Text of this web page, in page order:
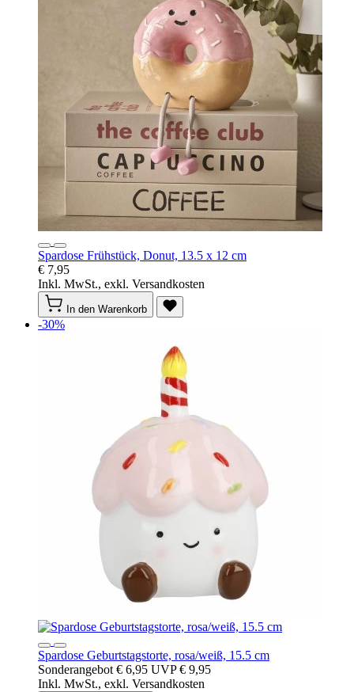
Spardose Frühstück, Donut, 13.5 x 12 cm
€ 7,95
Inkl. MwSt., exkl. Versandkosten
In den Warenkorb
-30%
Spardose Geburtstagstorte, rosa/weiß, 15.5 cm
Sonderangebot € 6,95 UVP € 9,95
Inkl. MwSt., exkl. Versandkosten